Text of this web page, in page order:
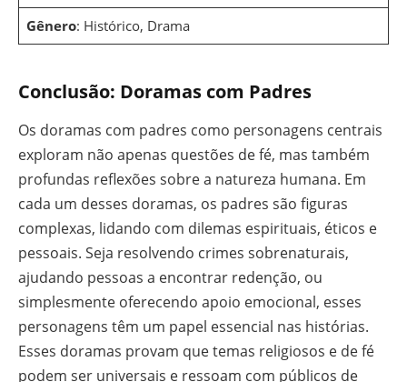
Gênero: Histórico, Drama
Conclusão: Doramas com Padres
Os doramas com padres como personagens centrais
exploram não apenas questões de fé, mas também
profundas reflexões sobre a natureza humana. Em
cada um desses doramas, os padres são figuras
complexas, lidando com dilemas espirituais, éticos e
pessoais. Seja resolvendo crimes sobrenaturais,
ajudando pessoas a encontrar redenção, ou
simplesmente oferecendo apoio emocional, esses
personagens têm um papel essencial nas histórias.
Esses doramas provam que temas religiosos e de fé
podem ser universais e ressoam com públicos de